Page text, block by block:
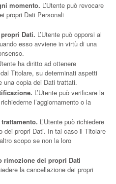
momento. L’Utente può revocare
propri Dati Personali
Dati. L’Utente può opporsi al
esso avviene in virtù di una
ha diritto ad ottenere
Titolare, su determinati aspetti
una copia dei Dati trattati.
L’Utente può verificare la
l’aggiornamento o la
L’Utente può richiedere
dei propri Dati. In tal caso il Titolare
scopo se non la loro
rimozione dei propri Dati
la cancellazione dei propri